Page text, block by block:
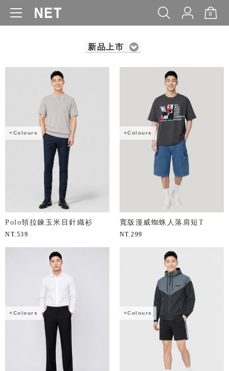
0
WOMEN MEN KIDS BABY
新品上市
+Colours
Polo領拉鍊玉米目針織衫
NT. 539
+Colours
寬版漫威蜘蛛人落肩短T
NT.299
+Colours +Colours